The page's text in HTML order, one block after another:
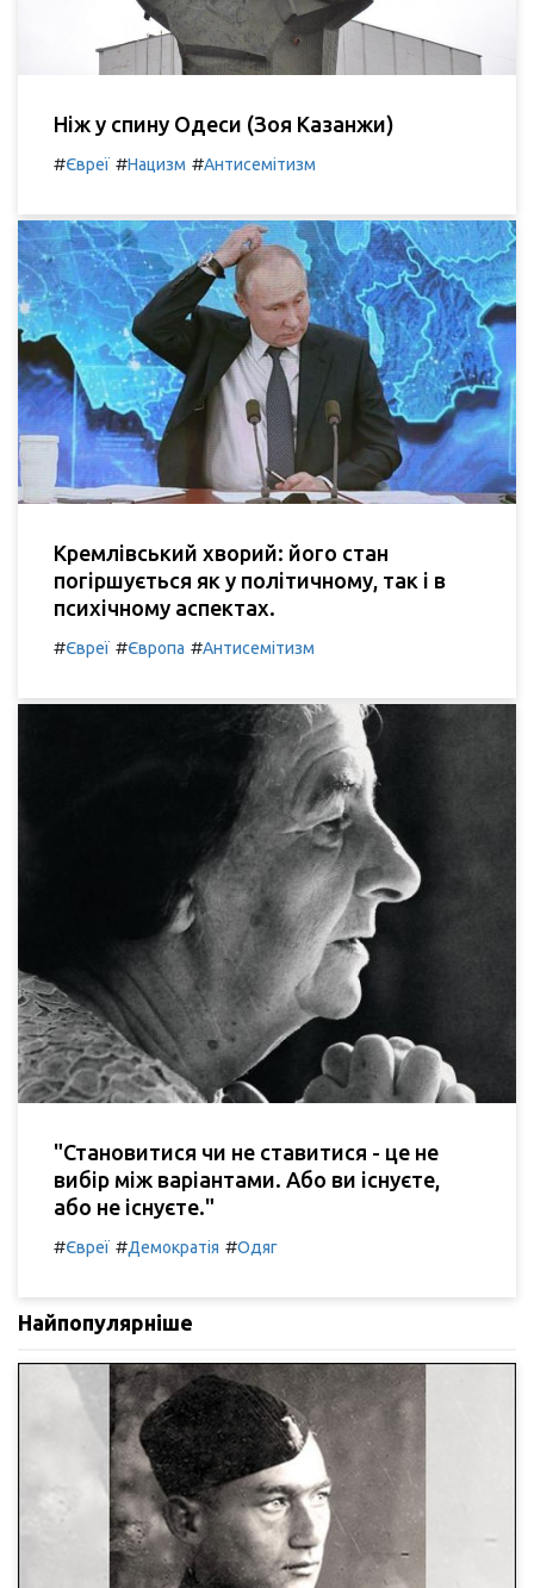
Ніж у спину Одеси (Зоя Казанжи)
#Євреї #Нацизм #Антисемітизм
Кремлівський хворий: його стан
погіршується як у політичному, так і в
психічному аспектах.
#Євреї #Європа #Антисемітизм
"Становитися чи не ставитися - це не
вибір між варіантами. Або ви існуєте,
або не існуєте."
#Євреї #Демократія #Одяг
Найпопулярніше